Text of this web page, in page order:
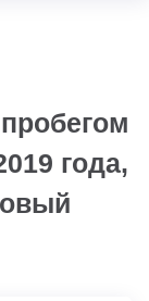
года,